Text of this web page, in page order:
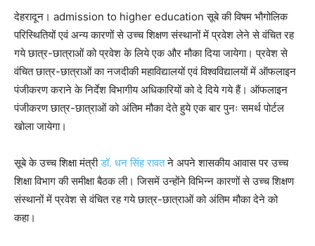
देहरादून। admission to higher education सूबे की विषम भौगोलिक
परिस्थितियों एवं अन्य कारणों से उच्च शिक्षण संस्थानों में प्रवेश लेने से वंचित रह
गये छात्र-छात्राओं को प्रवेश के लिये एक और मौका दिया जायेगा। प्रवेश से
वंचित छात्र-छात्राओं का नजदीकी महाविद्यालयों एवं विश्वविद्यालयों में ऑफलाइन
पंजीकरण कराने के निर्देश विभागीय अधिकारियों को दे दिये गये हैं। ऑफलाइन
पंजीकरण छात्र-छात्राओं को अंतिम मौका देते हुये एक बार पुनः समर्थ पोर्टल
खोला जायेगा।
सूबे के उच्च शिक्षा मंत्रीडॉ. धन सिंह रावतने अपने शासकीय आवास पर उच्च
शिक्षा विभाग की समीक्षा बैठक ली। जिसमें उन्होंने विभिन्न कारणों से उच्च शिक्षण
संस्थानों में प्रवेश से वंचित रह गये छात्र-छात्राओं को अंतिम मौका देने को
कहा।